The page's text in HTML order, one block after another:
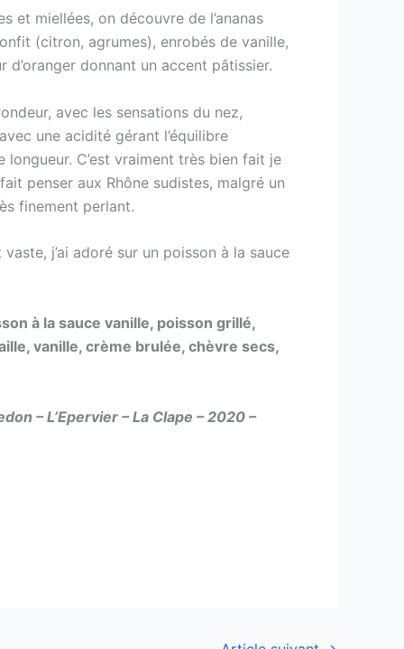
et miellées, on découvre de l’ananas
(citron, agrumes), enrobés de vanille,
d’oranger donnant un accent pâtissier.
avec les sensations du nez,
une acidité gérant l’équilibre
longueur. C’est vraiment très bien fait je
penser aux Rhône sudistes, malgré un
finement perlant.
j’ai adoré sur un poisson à la sauce
à la sauce vanille, poisson grillé,
vanille, crème brulée, chèvre secs,
– L’Epervier – La Clape – 2020 –